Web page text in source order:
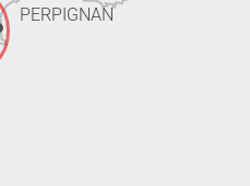
PERPIGNAN